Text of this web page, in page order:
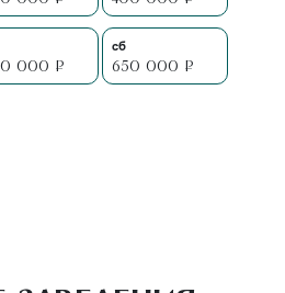
000 ₽
сб
650 000 ₽